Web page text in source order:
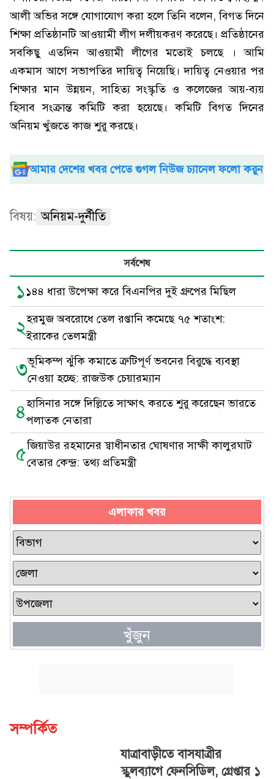
আলী অভির সঙ্গে যোগাযোগ করা হলে তিনি বলেন, বিগত দিনে
শিক্ষা প্রতিষ্ঠানটি আওয়ামী লীগ দলীয়করণ করেছে। প্রতিষ্ঠানের
সবকিছু এতদিন আওয়ামী লীগের মতোই চলছে । আমি
একমাস আগে সভাপতির দায়িত্ব নিয়েছি। দায়িত্ব নেওয়ার পর
শিক্ষার মান উন্নয়ন, সাহিত্য সংস্কৃতি ও কলেজের আয়-ব্যয়
হিসাব সংক্রান্ত কমিটি করা হয়েছে। কমিটি বিগত দিনের
অনিয়ম খুঁজতে কাজ শুরু করছে।
আমার দেশের খবর পেতে গুগল নিউজ চ্যানেল ফলো করুন
বিষয়: অনিয়ম-দুর্নীতি
সর্বশেষ
১১৪৪ ধারা উপেক্ষা করে বিএনপির দুই গ্রুপের মিছিল
২হরমুজ অবরোধে তেল রপ্তানি কমেছে ৭৫ শতাংশ:
ইরাকের তেলমন্ত্রী
৩ভূমিকম্প ঝুঁকি কমাতে ত্রুটিপূর্ণ ভবনের বিরুদ্ধে ব্যবস্থা
নেওয়া হচ্ছে: রাজউক চেয়ারম্যান
৪হাসিনার সঙ্গে দিল্লিতে সাক্ষাৎ করতে শুরু করেছেন ভারতে
পলাতক নেতারা
৫জিয়াউর রহমানের স্বাধীনতার ঘোষণার সাক্ষী কালুরঘাট
বেতার কেন্দ্র: তথ্য প্রতিমন্ত্রী
এলাকার খবর
খুঁজুন
সম্পর্কিত
যাত্রাবাড়ীতে বাসযাত্রীর
স্কুলব্যাগে ফেনসিডিল, গ্রেপ্তার ১